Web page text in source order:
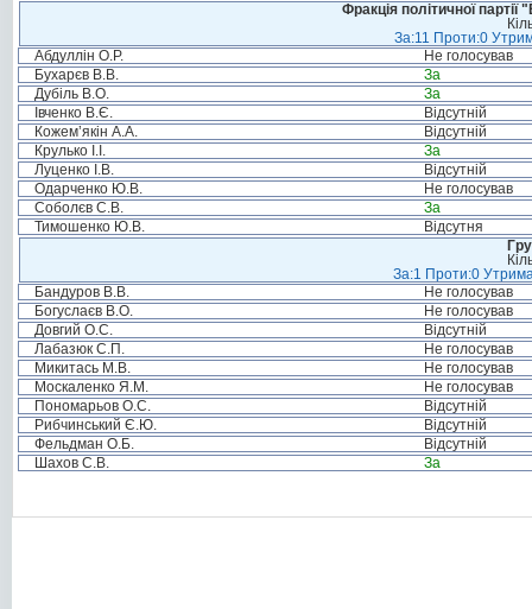
Фракція політичної
За:11 Проти:0
Абдуллін О.Р.
Не голосував
Бухарєв В.В.
За
Дубіль В.О.
За
Івченко В.Є.
Відсутній
Кожем’якін А.А.
Відсутній
Крулько І.І.
За
Луценко І.В.
Відсутній
Одарченко Ю.В.
Не голосував
Соболєв С.В.
За
Тимошенко Ю.В.
Відсутня
За:1 Проти:0
Бандуров В.В.
Не голосував
Богуслаєв В.О.
Не голосував
Довгий О.С.
Відсутній
Лабазюк С.П.
Не голосував
Микитась М.В.
Не голосував
Москаленко Я.М.
Не голосував
Пономарьов О.С.
Відсутній
Рибчинський Є.Ю.
Відсутній
Фельдман О.Б.
Відсутній
Шахов С.В.
За